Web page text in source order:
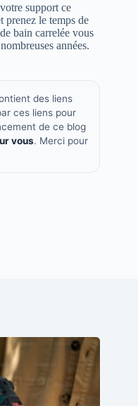
support ce
prenez le temps de
bain carrelée vous
années.
des liens
ces liens pour
de ce blog
vous. Merci pour